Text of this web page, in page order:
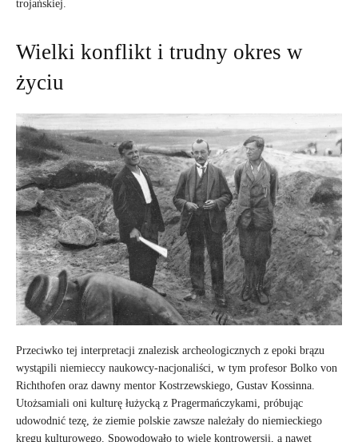
trojańskiej.
Wielki konflikt i trudny okres w
życiu
Przeciwko tej interpretacji znalezisk archeologicznych z epoki brązu
wystąpili niemieccy naukowcy-nacjonaliści, w tym profesor Bolko von
Richthofen oraz dawny mentor Kostrzewskiego, Gustav Kossinna.
Utożsamiali oni kulturę łużycką z Pragermańczykami, próbując
udowodnić tezę, że ziemie polskie zawsze należały do niemieckiego
kręgu kulturowego. Spowodowało to wiele kontrowersji, a nawet